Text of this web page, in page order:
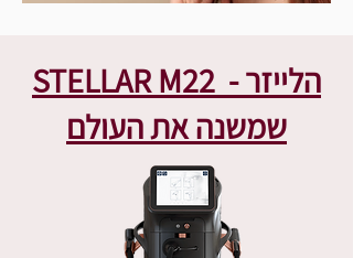
STELLAR M22 - הלייזר
שמשנה את העולם